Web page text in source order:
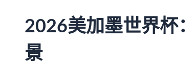
2026美加墨世界杯
景